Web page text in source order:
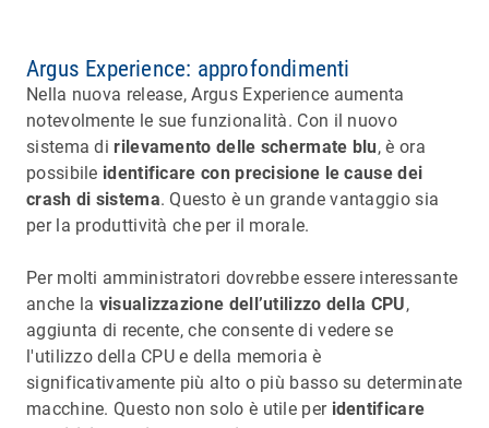
Argus Experience: approfondimenti
Nella nuova release, Argus Experience aumenta
notevolmente le sue funzionalità. Con il nuovo
sistema di rilevamento delle schermate blu, è ora
possibile identificare con precisione le cause dei
crash di sistema. Questo è un grande vantaggio sia
per la produttività che per il morale.
Per molti amministratori dovrebbe essere interessante
anche la visualizzazione dell’utilizzo della CPU,
aggiunta di recente, che consente di vedere se
l'utilizzo della CPU e della memoria è
significativamente più alto o più basso su determinate
macchine. Questo non solo è utile per identificare